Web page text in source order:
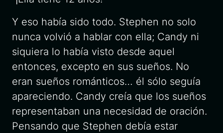
Y eso había sido todo. Stephen no solo
nunca volvió a hablar con ella; Candy ni
siquiera lo había visto desde aquel
entonces, excepto en sus sueños. No
eran sueños románticos… él sólo seguía
apareciendo. Candy creía que los sueños
representaban una necesidad de oración.
Pensando que Stephen debía estar